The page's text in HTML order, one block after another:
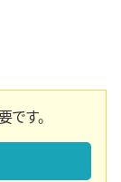
す。